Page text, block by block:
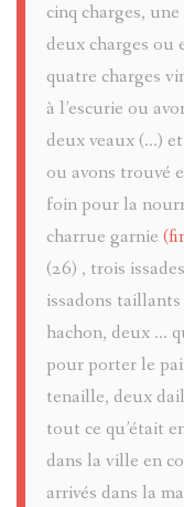
cinq charges,
deux charges ou
quatre charges
à l’escurie ou
deux veaux (...)
ou avons trouvé
foin pour la
charrue garnie
(26) , trois
issadons
hachon, deux ...
pour porter le
tenaille, deux
tout ce qu’était
dans la ville en
arrivés dans la